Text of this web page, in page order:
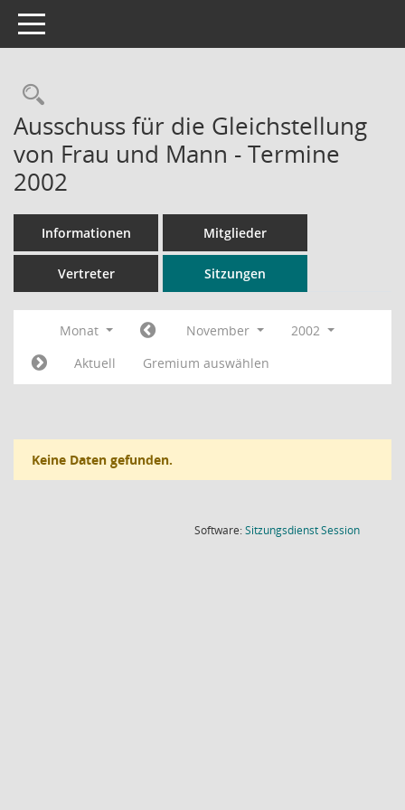
Toggle navigation
Rechercheauswahl
Ausschuss für die Gleichstellung
von Frau und Mann - Termine
2002
Informationen Mitglieder
Vertreter Sitzungen
Monat November
2002
Aktuell
Gremium auswählen
Keine Daten gefunden.
Software:SitzungsdienstSession(Wird in